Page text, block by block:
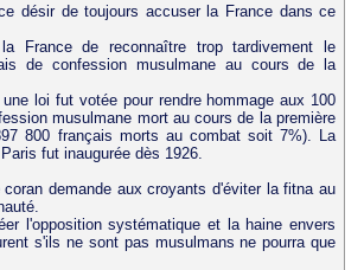
désir de toujours accuser la France dans ce
France de reconnaître trop tardivement le
de confession musulmane au cours de la
loi fut votée pour rendre hommage aux 100
musulmane mort au cours de la première
800 français morts au combat soit 7%). La
fut inaugurée dès 1926.
coran demande aux croyants d'éviter la fitna au
l'opposition systématique et la haine envers
s'ils ne sont pas musulmans ne pourra que